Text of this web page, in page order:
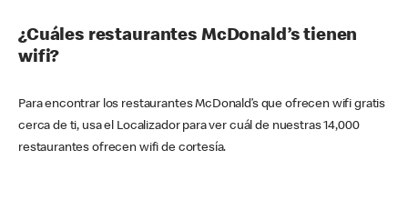
¿Cuáles restaurantes McDonald’s tienen
wifi?
Para encontrar los restaurantes McDonald’s que ofrecen wifi gratis
cerca de ti, usa el Localizador para ver cuál de nuestras 14,000
restaurantes ofrecen wifi de cortesía.